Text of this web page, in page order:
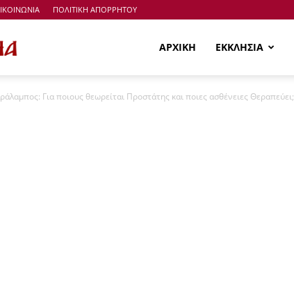
ΠΟΛΙΤΙΚΗ ΑΠΟΡΡΗΤΟΥ
Μονοπάτια
ΑΡΧΙΚΗ ΕΚΚΛΗΣΙΑ
Για ποιους θεωρείται Προστάτης και ποιες ασθένειες Θεραπεύει;